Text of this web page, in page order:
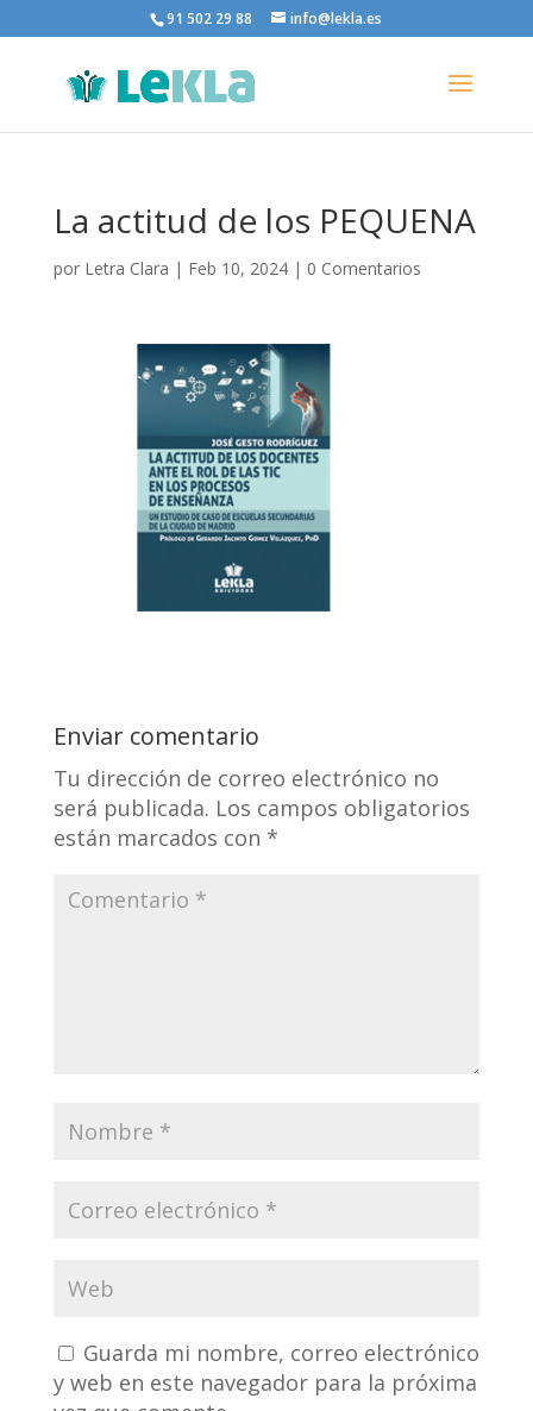
91 502 29 88 info@lekla.es
La actitud de los PEQUENA
por Letra Clara | Feb 10, 2024| 0 Comentarios
Enviar comentario
Tu dirección de correo electrónico no
será publicada. Los campos obligatorios
están marcados con *
Guarda mi nombre, correo electrónico
y web en este navegador para la próxima